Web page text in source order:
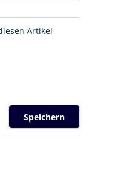
Artikel
Speichern